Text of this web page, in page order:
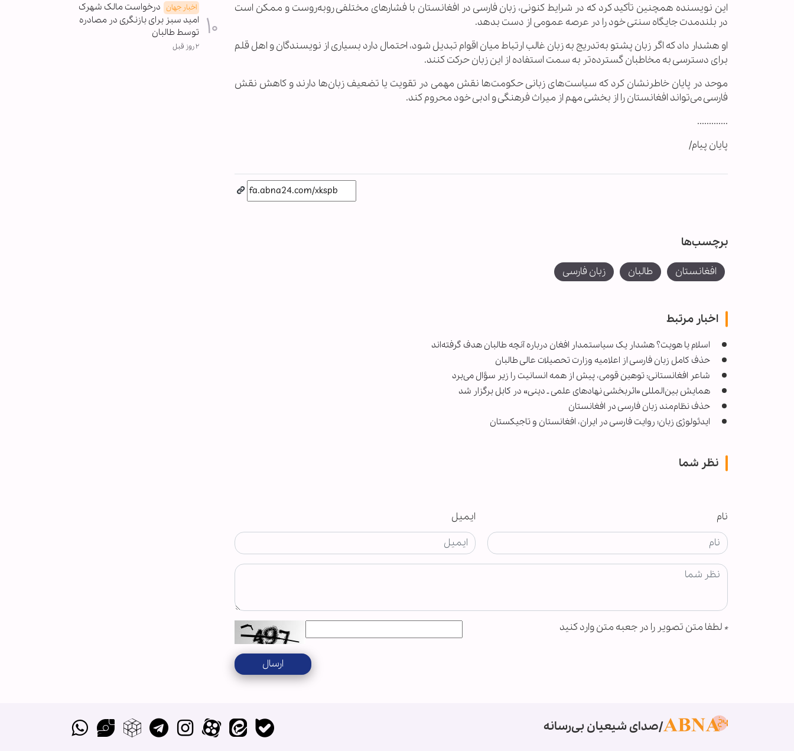
این نویسنده همچنین تأکید کرد که در شرایط کنونی، زبان فارسی در افغانستان با فشارهای مختلفی روبه‌روست و ممکن است
در بلندمدت جایگاه سنتی خود را در عرصه عمومی از دست بدهد.
او هشدار داد که اگر زبان پشتو به‌تدریج به زبان غالب ارتباط میان اقوام تبدیل شود، احتمال دارد بسیاری از نویسندگان و اهل قلم
برای دسترسی به مخاطبان گسترده‌تر به سمت استفاده از این زبان حرکت کنند.
موحد در پایان خاطرنشان کرد که سیاست‌های زبانی حکومت‌ها نقش مهمی در تقویت یا تضعیف زبان‌ها دارند و کاهش نقش
فارسی می‌تواند افغانستان را از بخشی مهم از میراث فرهنگی و ادبی خود محروم کند.
.............
پایان پیام/
برچسب‌ها
افغانستان طالبان زبان فارسی
اخبار مرتبط
اسلام یا هویت؟ هشدار یک سیاستمدار افغان درباره آنچه طالبان هدف گرفته‌اند
حذف کامل زبان فارسی از اعلامیه وزارت تحصیلات عالی طالبان
شاعر افغانستانی: توهین قومی، پیش از همه انسانیت را زیر سؤال می‌برد
همایش بین‌المللی «اثربخشی نهادهای علمی ـ دینی» در کابل برگزار شد
حذف نظام‌مند زبان فارسی در افغانستان
ایدئولوژی زبان؛ روایت فارسی در ایران، افغانستان و تاجیکستان
نظر شما
نام ایمیل
* لطفا متن تصویر را در جعبه متن وارد کنید
ارسال
اخبار جهان درخواست مالک شهرک
امید سبز برای بازنگری در مصادره
توسط طالبان
۲ روز قبل
صدای شیعیان بی‌رسانه